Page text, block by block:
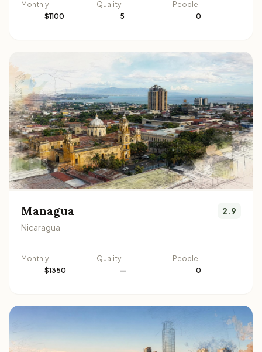
Monthly
$1100
Quality
5
People
0
Managua
Nicaragua
2.9
Monthly
$1350
Quality
—
People
0